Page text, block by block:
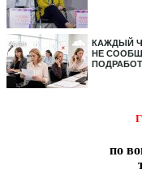
КАЖДЫЙ
НЕ
по